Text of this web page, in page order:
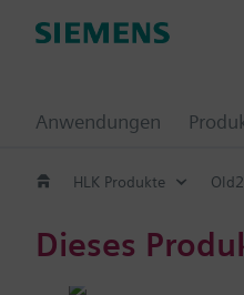
Anwendungen
HLK Produkte
Dieses